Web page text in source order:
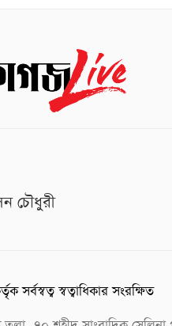
চৌধুরী
সর্বস্বত্ব স্বত্বাধিকার সংরক্ষিত